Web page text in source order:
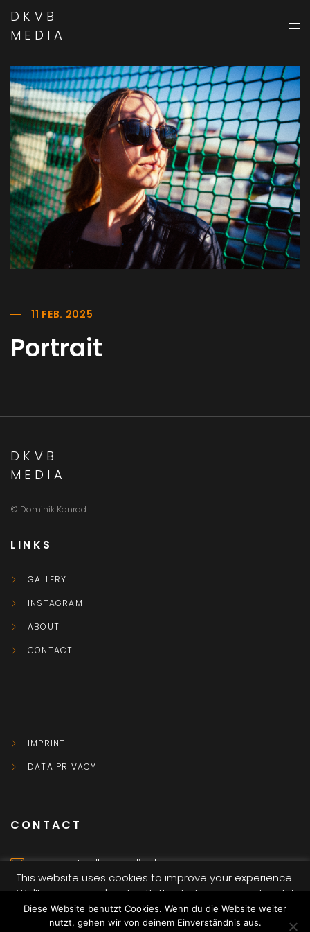
DKVB
MEDIA
11 FEB. 2025
Portrait
DKVB
MEDIA
© Dominik Konrad
LINKS
GALLERY
INSTAGRAM
ABOUT
CONTACT
IMPRINT
DATA PRIVACY
CONTACT
contact@dkvbmedia.de
This website uses cookies to improve your experience.
We'll assume you're ok with this, but you can opt-out if
you wish.
Diese Website benutzt Cookies. Wenn du die Website weiter
nutzt, gehen wir von deinem Einverständnis aus.